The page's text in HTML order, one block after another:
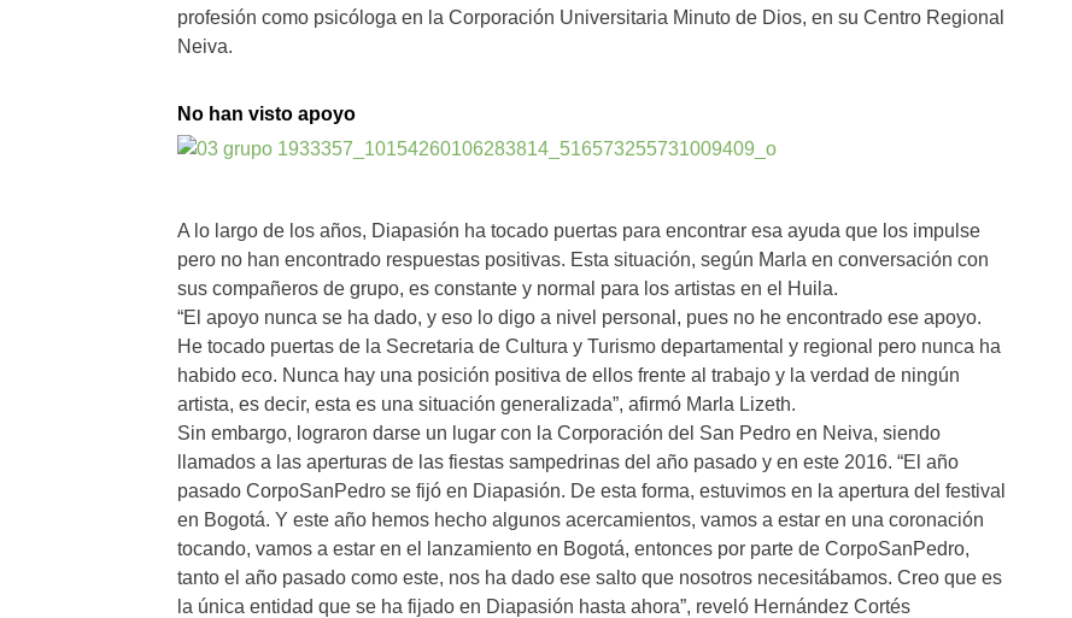
profesión como psicóloga en la Corporación Universitaria Minuto de Dios, en su Centro Regional
Neiva.
No han visto apoyo
A lo largo de los años, Diapasión ha tocado puertas para encontrar esa ayuda que los impulse
pero no han encontrado respuestas positivas. Esta situación, según Marla en conversación con
sus compañeros de grupo, es constante y normal para los artistas en el Huila.
“El apoyo nunca se ha dado, y eso lo digo a nivel personal, pues no he encontrado ese apoyo.
He tocado puertas de la Secretaria de Cultura y Turismo departamental y regional pero nunca ha
habido eco. Nunca hay una posición positiva de ellos frente al trabajo y la verdad de ningún
artista, es decir, esta es una situación generalizada”, afirmó Marla Lizeth.
Sin embargo, lograron darse un lugar con la Corporación del San Pedro en Neiva, siendo
llamados a las aperturas de las fiestas sampedrinas del año pasado y en este 2016. “El año
pasado CorpoSanPedro se fijó en Diapasión. De esta forma, estuvimos en la apertura del festival
en Bogotá. Y este año hemos hecho algunos acercamientos, vamos a estar en una coronación
tocando, vamos a estar en el lanzamiento en Bogotá, entonces por parte de CorpoSanPedro,
tanto el año pasado como este, nos ha dado ese salto que nosotros necesitábamos. Creo que es
la única entidad que se ha fijado en Diapasión hasta ahora”, reveló Hernández Cortés